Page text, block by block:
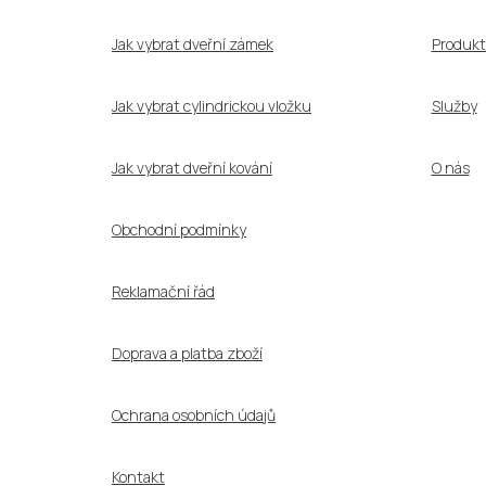
Jak vybrat dveřní zámek
Jak vybrat cylindrickou vložku
Jak vybrat dveřní kování
Obchodní podmínky
Reklamační řád
Doprava a platba zboží
Ochrana osobních údajů
Kontakt
Služby
O nás